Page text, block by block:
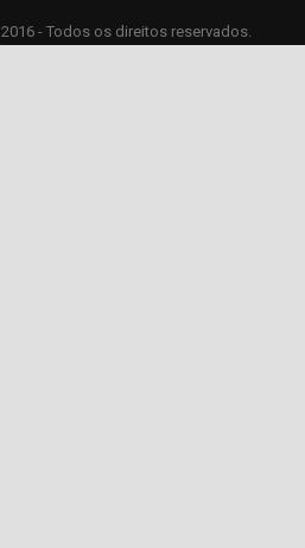
2016 - Todos os direitos reservados.